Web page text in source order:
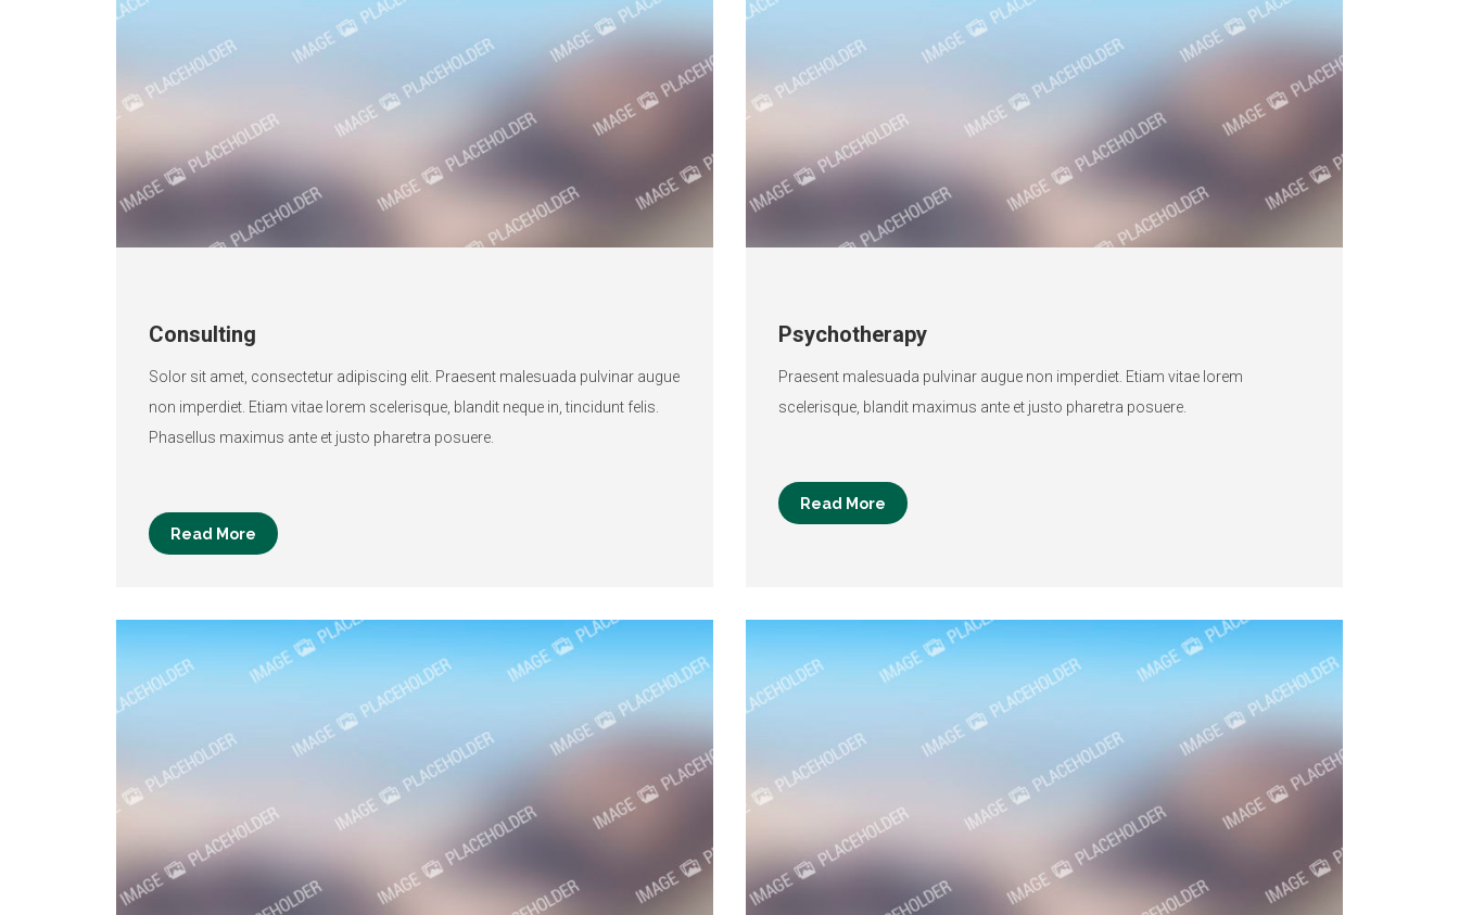
Consulting
Solor sit amet, consectetur adipiscing elit. Praesent malesuada pulvinar augue
non imperdiet. Etiam vitae lorem scelerisque, blandit neque in, tincidunt felis.
Phasellus maximus ante et justo pharetra posuere.
Read More
Psychotherapy
Praesent malesuada pulvinar augue non imperdiet. Etiam vitae lorem
scelerisque, blandit maximus ante et justo pharetra posuere.
Read More